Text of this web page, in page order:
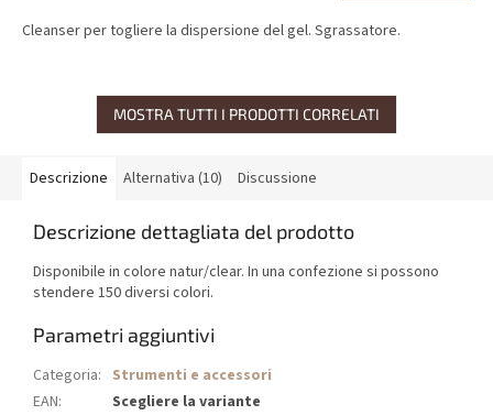
Cleanser per togliere la dispersione del gel. Sgrassatore.
MOSTRA TUTTI I PRODOTTI CORRELATI
Descrizione Alternativa (10) Discussione
Descrizione dettagliata del prodotto
Disponibile in colore natur/clear. In una confezione si possono
stendere 150 diversi colori.
Parametri aggiuntivi
Categoria: Strumenti e accessori
EAN: Scegliere la variante